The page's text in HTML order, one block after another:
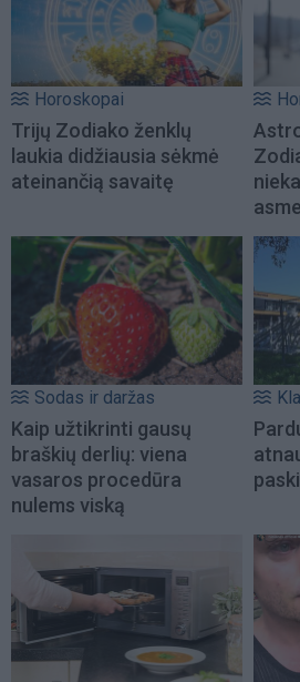
Horoskopai
Trijų Zodiako ženklų
laukia didžiausia sėkmė
ateinančią savaitę
Sodas ir daržas
Kaip užtikrinti gausų
braškių derlių: viena
vasaros procedūra
nulems viską